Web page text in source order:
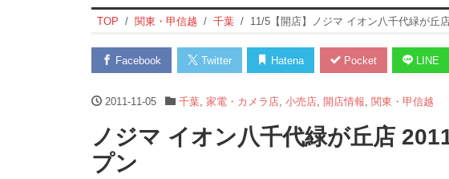
TOP 関東・甲信越 千葉 11/5【開店】ノジマ イオン八千代緑が丘
Facebook Twitter Hatena Pocket LINE
2011-11-05 千葉, 家電・カメラ店, 小売店, 開店情報 関東・甲信越
ノジマ イオン八千代緑が丘店
プン